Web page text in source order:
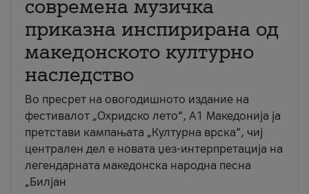
современа музичка
приказна инспирирана од
македонското културно
наследство
Во пресрет на овогодишното издание на
фестивалот „Охридско лето“, А1 Македонија ја
претстави кампањата „Културна врска“, чиј
централен дел е новата џез-интерпретација на
легендарната македонска народна песна
„Билјан